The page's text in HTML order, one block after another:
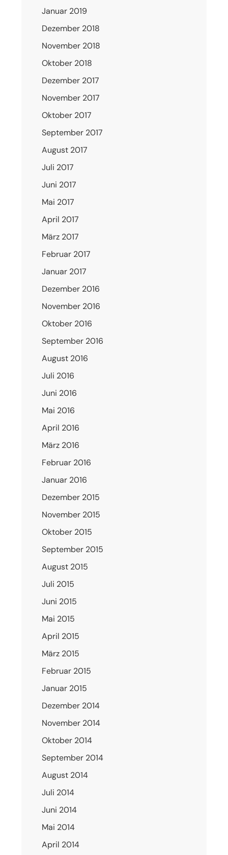
Januar 2019
Dezember 2018
November 2018
Oktober 2018
Dezember 2017
November 2017
Oktober 2017
September 2017
August 2017
Juli 2017
Juni 2017
Mai 2017
April 2017
März 2017
Februar 2017
Januar 2017
Dezember 2016
November 2016
Oktober 2016
September 2016
August 2016
Juli 2016
Juni 2016
Mai 2016
April 2016
März 2016
Februar 2016
Januar 2016
Dezember 2015
November 2015
Oktober 2015
September 2015
August 2015
Juli 2015
Juni 2015
Mai 2015
April 2015
März 2015
Februar 2015
Januar 2015
Dezember 2014
November 2014
Oktober 2014
September 2014
August 2014
Juli 2014
Juni 2014
Mai 2014
April 2014